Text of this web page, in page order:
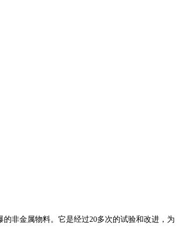
非金属物料。它是经过20多次的试验和改进，为